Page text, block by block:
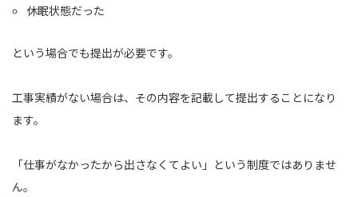
休眠状態だった
という場合でも提出が必要です。
工事実績がない場合は、その内容を記載して提出することになり
ます。
「仕事がなかったから出さなくてよい」という制度ではありませ
ん。